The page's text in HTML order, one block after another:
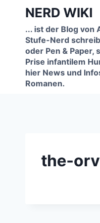
springen
NERD WIKI
... ist der Blog von
Stufe-Nerd
oder Pen &
Prise infantilem
hier News und
Romanen.
the-